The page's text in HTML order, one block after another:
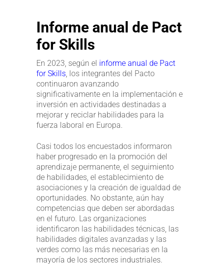
Informe anual de Pact
for Skills
En 2023, según el informe anual de Pact
for Skills, los integrantes del Pacto
continuaron avanzando
significativamente en la implementación e
inversión en actividades destinadas a
mejorar y reciclar habilidades para la
fuerza laboral en Europa.
Casi todos los encuestados informaron
haber progresado en la promoción del
aprendizaje permanente, el seguimiento
de habilidades, el establecimiento de
asociaciones y la creación de igualdad de
oportunidades. No obstante, aún hay
competencias que deben ser abordadas
en el futuro. Las organizaciones
identificaron las habilidades técnicas, las
habilidades digitales avanzadas y las
verdes como las más necesarias en la
mayoría de los sectores industriales.